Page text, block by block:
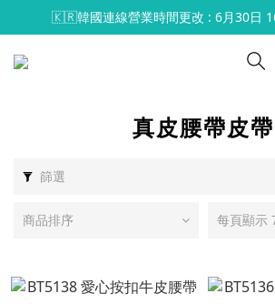
🇰🇷韓國連線營業時間更改 : 6月30日
真皮腰帶皮帶
篩選
商品排序 每頁顯示